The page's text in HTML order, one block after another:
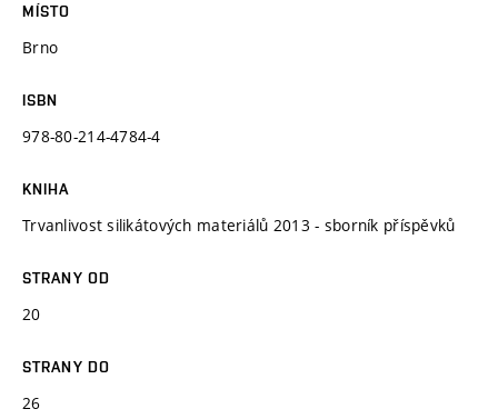
MÍSTO
Brno
ISBN
978-80-214-4784-4
KNIHA
Trvanlivost silikátových materiálů 2013 - sborník příspěvků
STRANY OD
20
STRANY DO
26